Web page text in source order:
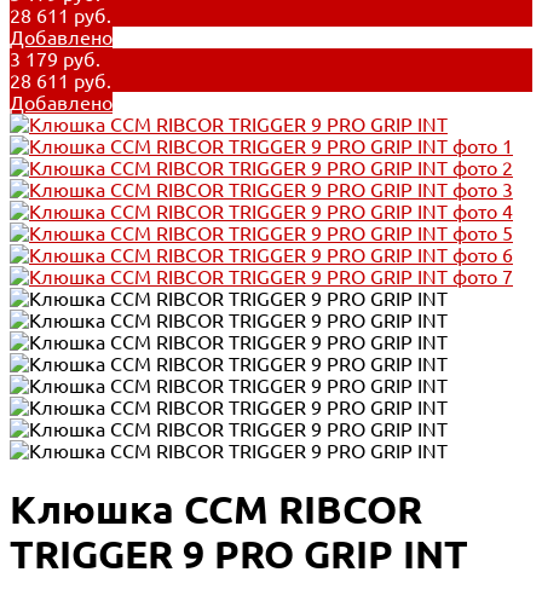
28 611 руб.
Добавлено
3 179 руб.
28 611 руб.
Добавлено
Клюшка CCM RIBCOR
TRIGGER 9 PRO GRIP INT